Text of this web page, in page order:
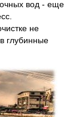
вод - еще
не
глубинные